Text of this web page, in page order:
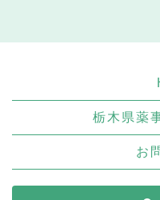
栃木県薬
お